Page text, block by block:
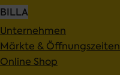
BILLA
Unternehmen
Märkte & Öffnungszeiten
Online Shop